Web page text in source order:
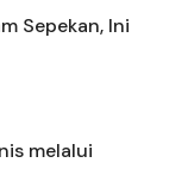
Sepekan, Ini
melalui